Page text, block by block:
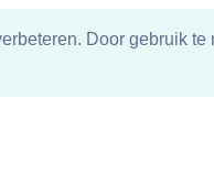
Door gebruik